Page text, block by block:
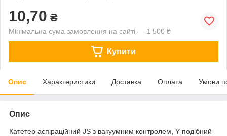
10,70 ₴
Мінімальна сума замовлення на сайті — 1 500 ₴
Купити
Опис Характеристики Доставка Оплата Умови
Опис
Катетер аспіраційний JS з вакуумним контролем, Y-подібний